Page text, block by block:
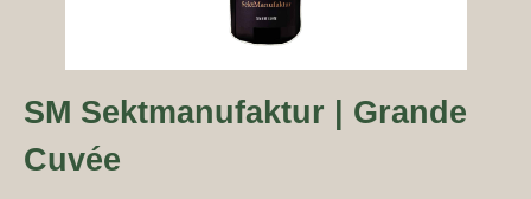
SM Sektmanufaktur | Grande
Cuvée